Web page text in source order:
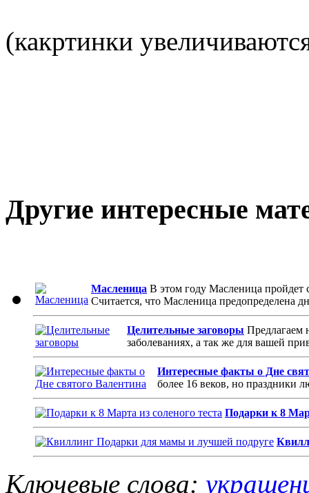
(какртинки
Другие интересные
Масленица В этом году Масленица пройдет
Считается, что Масленица предопределена
Целительные заговоры Предлагаем
заболеваниях, а так же для вашей
Интересные факты о Дне
более 16 веков, но праздники
Подарки к 8
Ключевые слова: